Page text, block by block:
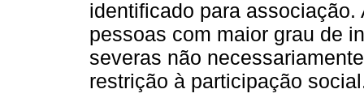
identificado para
pessoas com maior grau de
severas não
restrição à participação